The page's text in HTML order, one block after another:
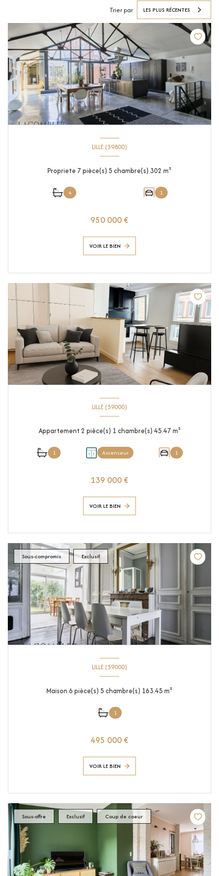
Trier par LES PLUS RÉCENTES
LILLE (59800)
Propriete 7 pièce(s) 5 chambre(s) 302 m²
4 1
950 000 €
VOIR LE BIEN
LILLE (59000)
Appartement 2 pièce(s) 1 chambre(s) 45.47 m²
1 Ascenseur 1
139 000 €
VOIR LE BIEN
Sous-compromis Exclusif
LILLE (59000)
Maison 6 pièce(s) 5 chambre(s) 163.45 m²
1
495 000 €
VOIR LE BIEN
Sous-offre Exclusif Coup de coeur